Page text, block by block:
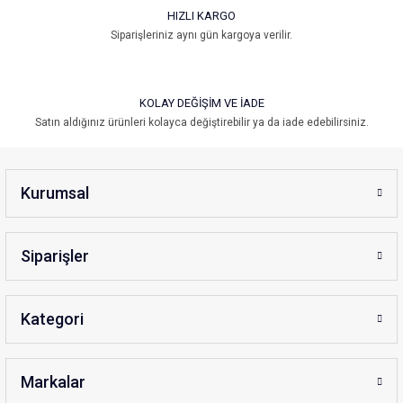
Microplane Premium Classic Zester Denim Mavisi
HIZLI KARGO
Siparişleriniz aynı gün kargoya verilir.
KOLAY DEĞİŞİM VE İADE
Satın aldığınız ürünleri kolayca değiştirebilir ya da iade edebilirsiniz.
Kurumsal
Siparişler
Kategori
Markalar